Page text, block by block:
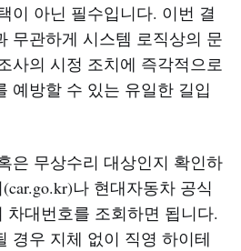
이 아닌 필수입니다. 이번 결
무관하게 시스템 로직상의 문
사의 시정 조치에 즉각적으로
예방할 수 있는 유일한 길입
은 무상수리 대상인지 확인하
나 현대자동차 공식
차대번호를 조회하면 됩니다.
경우 지체 없이 직영 하이테